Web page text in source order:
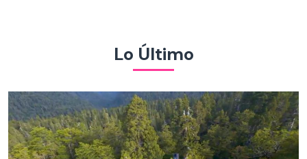
Lo Último